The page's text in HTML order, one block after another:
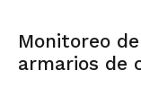
Monitoreo
armarios de